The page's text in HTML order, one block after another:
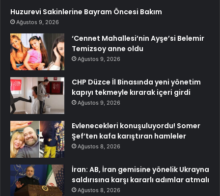
Huzurevi Sakinlerine Bayram Öncesi Bakım
Ağustos 9, 2026
‘Cennet Mahallesi’nin Ayşe’si Belemir
Temizsoy anne oldu
Ağustos 9, 2026
CHP Düzce İl Binasında yeni yönetim
kapıyı tekmeyle kırarak içeri girdi
Ağustos 9, 2026
Evlenecekleri konuşuluyordu! Somer
Şef’ten kafa karıştıran hamleler
Ağustos 8, 2026
İran: AB, İran gemisine yönelik Ukrayna
saldırısına karşı kararlı adımlar atmalı
Ağustos 8, 2026